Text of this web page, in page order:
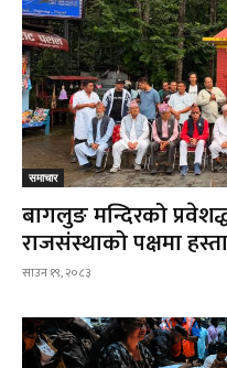
समाचार
बागलुङ मन्दिरको
राजसंस्थाको पक्षमा
साउन १९, २०८३